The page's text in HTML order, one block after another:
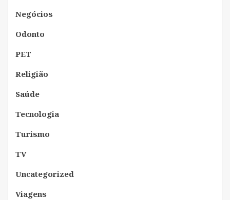
Negócios
Odonto
PET
Religião
Saúde
Tecnologia
Turismo
TV
Uncategorized
Viagens